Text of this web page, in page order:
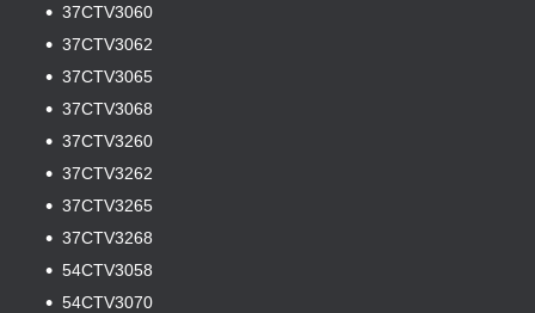
37CTV3060
37CTV3062
37CTV3065
37CTV3068
37CTV3260
37CTV3262
37CTV3265
37CTV3268
54CTV3058
54CTV3070